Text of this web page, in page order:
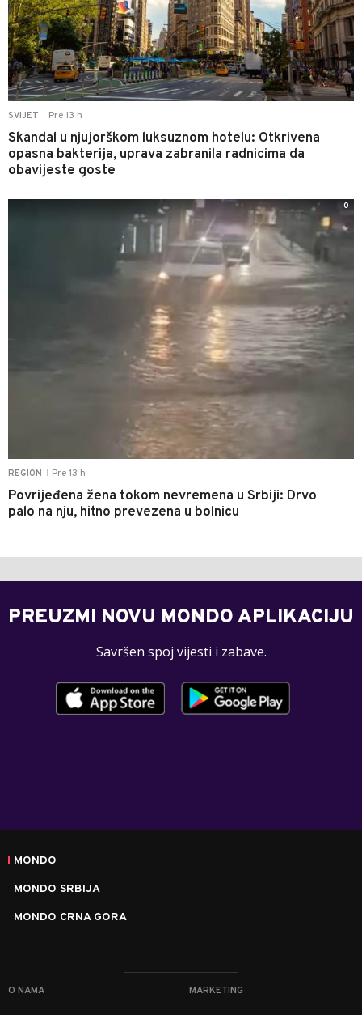
SVIJET Pre 13 h
Skandal u njujorškom luksuznom hotelu: Otkrivena
opasna bakterija, uprava zabranila radnicima da
obavijeste goste
REGION Pre 13 h
Povrijeđena žena tokom nevremena u Srbiji: Drvo
palo na nju, hitno prevezena u bolnicu
0
PREUZMI NOVU MONDO APLIKACIJU
Savršen spoj vijesti i zabave.
MONDO
MONDO SRBIJA
MONDO CRNA GORA
O NAMA MARKETING